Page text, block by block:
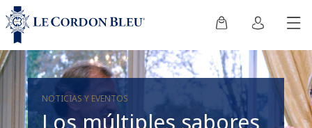
NOTICIAS Y EVENTOS
Los múltiples sabores